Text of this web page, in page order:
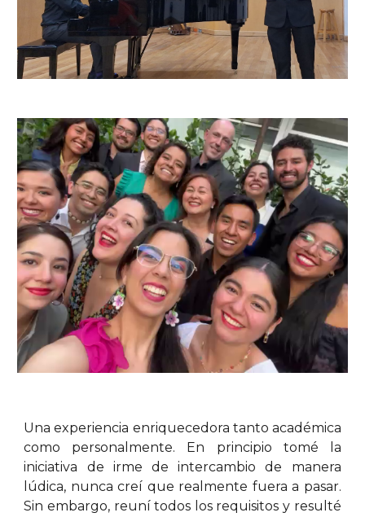
Una experiencia enriquecedora tanto académica
como personalmente. En principio tomé la
iniciativa de irme de intercambio de manera
lúdica, nunca creí que realmente fuera a pasar.
Sin embargo, reuní todos los requisitos y resulté